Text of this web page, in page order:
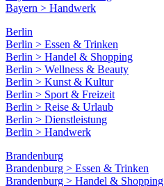
Bayern > Handwerk
Berlin
Berlin > Essen & Trinken
Berlin > Handel & Shopping
Berlin > Wellness & Beauty
Berlin > Kunst & Kultur
Berlin > Sport & Freizeit
Berlin > Reise & Urlaub
Berlin > Dienstleistung
Berlin > Handwerk
Brandenburg
Brandenburg > Essen & Trinken
Brandenburg > Handel & Shopping